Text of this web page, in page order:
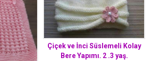
Çiçek ve İnci Süslemeli Kolay
Bere Yapımı. 2 .3 yaş.